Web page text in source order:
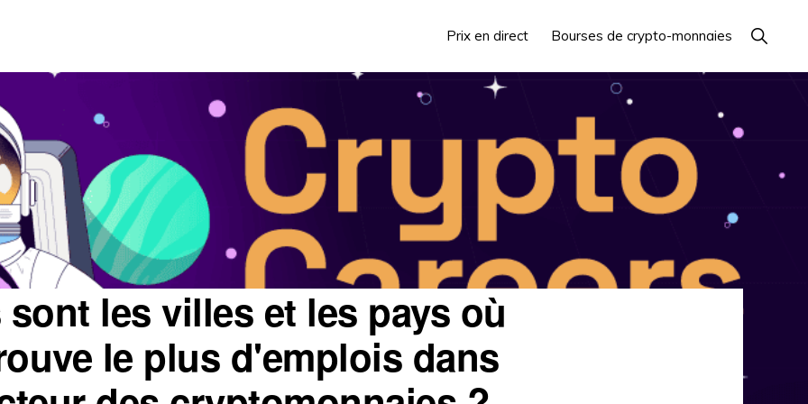
Prix en direct Bourses de crypto-monnaies
de
sont les villes et les pays où
le plus d'emplois dans